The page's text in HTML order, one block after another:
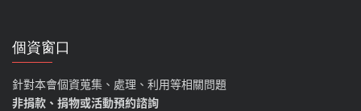
個資窗口
針對本會個資蒐集、處理、利用等相關問題
非捐款、捐物或活動預約諮詢